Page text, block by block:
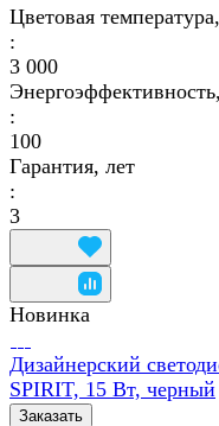
Цветовая
:
3 000
:
100
Гарантия, лет
:
3
Новинка
Дизайнерский
SPIRIT, 15 Вт, черный
Заказать